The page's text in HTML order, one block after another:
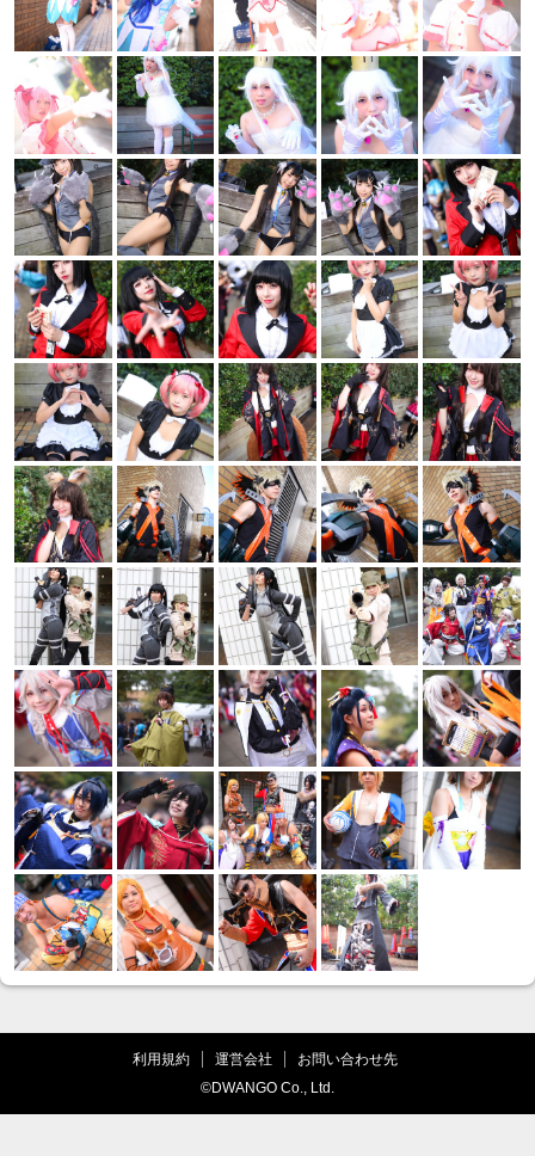
利用規約 運営会社
お問い合わせ先
©DWANGO Co., Ltd.